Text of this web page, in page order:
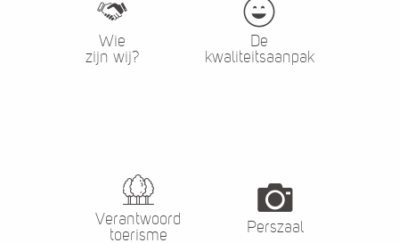
Wie
zijn wij?
De
kwaliteitsaanpak
Verantwoord
toerisme
Perszaal